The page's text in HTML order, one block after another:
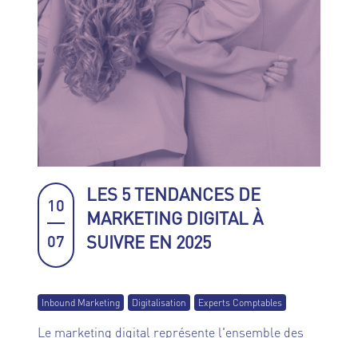
10
07
LES 5 TENDANCES DE
MARKETING DIGITAL À
SUIVRE EN 2025
Inbound Marketing Digitalisation Experts Comptables
Le marketing digital représente l'ensemble des